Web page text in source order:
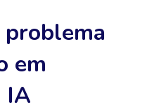
problema
em
IA